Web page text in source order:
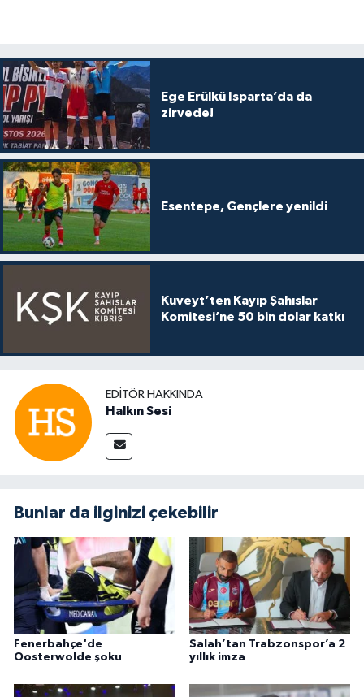
Ege Erülkü Isparta’da da
zirvede!
Esentepe, Gençlere yenildi
Kuveyt’ten Kayıp Şahıslar
Komitesi’ne 50 bin dolar katkı
EDITÖR HAKKINDA
Halkın Sesi
Bunlar da ilginizi çekebilir
Fenerbahçe'de
Oosterwolde şoku
Salah’tan Trabzonspor’a 2
yıllık imza